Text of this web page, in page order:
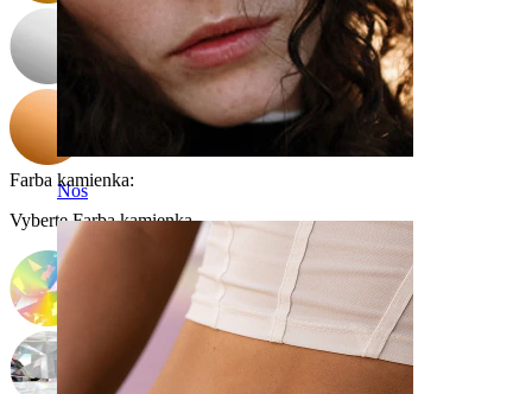
Nos
Farba kamienka:
Vyberte Farba kamienka